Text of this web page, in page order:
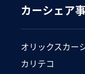
カーシェア
オリックスカー
カリテコ